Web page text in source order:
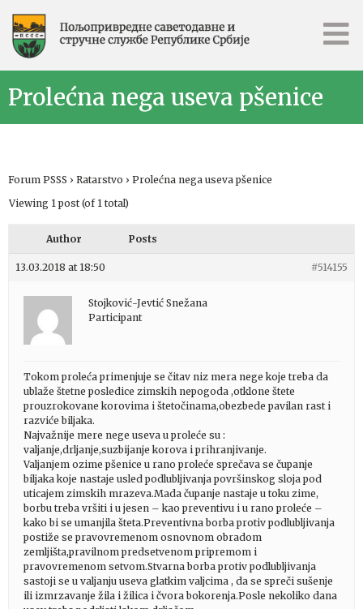
Prolećna nega useva pšenice
Forum PSSS › Ratarstvo › Prolećna nega useva pšenice
Viewing 1 post (of 1 total)
Author Posts
13.03.2018 at 18:50 #514155
Stojković-Jevtić Snežana
Participant
Tokom proleća primenjuje se čitav niz mera nege koje treba da
ublaže štetne posledice zimskih nepogoda ,otklone štete
prouzrokovane korovima i štetočinama,obezbede pavilan rast i
razviće biljaka.
Najvažnije mere nege useva u proleće su :
valjanje,drljanje,suzbijanje korova i prihranjivanje.
Valjanjem ozime pšenice u rano proleće sprečava se čupanje
biljaka koje nastaje usled podlubljivanja površinskog sloja pod
uticajem zimskih mrazeva.Mada čupanje nastaje u toku zime,
borbu treba vršiti i u jesen – kao preventivu i u rano proleće –
kako bi se umanjila šteta.Preventivna borba protiv podlubljivanja
postiže se pravovremenom osnovnom obradom
zemljišta,pravilnom predsetvenom pripremom i
pravovremenom setvom.Stvarna borba protiv podlubljivanja
sastoji se u valjanju useva glatkim valjcima , da se spreči sušenje
ili izmrzavanje žila i žilica i čvora bokorenja.Posle nekoliko dana